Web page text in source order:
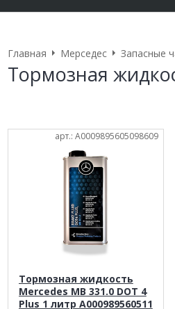
Главная Мерседес Запасные
Тормозная
арт.: A0009895605098609
Тормозная жидкость
Mercedes MB 331.0 DOT 4
Plus 1 литр A000989560511